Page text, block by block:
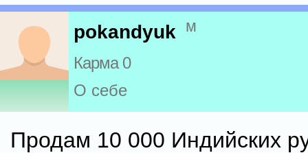
pokandyuk м
Карма 0
О себе
Продам 10 000 Индийских